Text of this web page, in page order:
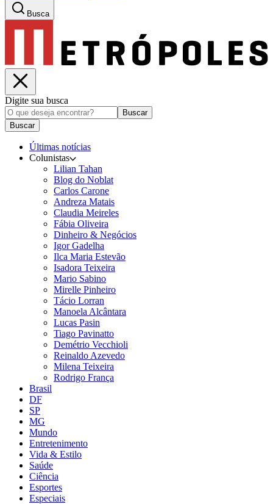
Busca
Digite sua busca
Buscar
Buscar
Últimas notícias
Colunistas
Lilian Tahan
Blog do Noblat
Carlos Carone
Andreza Matais
Claudia Meireles
Fábia Oliveira
Dinheiro & Negócios
Igor Gadelha
Ilca Maria Estevão
Isadora Teixeira
Mario Sabino
Mirelle Pinheiro
Tácio Lorran
Manoela Alcântara
Lucas Pasin
Tiago Pavinatto
Demétrio Vecchioli
Reinaldo Azevedo
Milena Teixeira
Rodrigo França
Brasil
DF
SP
MG
Mundo
Entretenimento
Vida & Estilo
Saúde
Ciência
Esportes
Especiais